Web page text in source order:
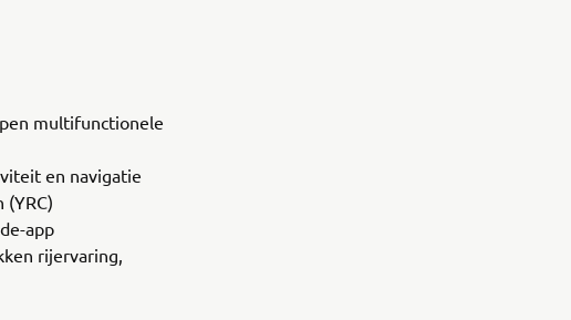
multifunctionele
en navigatie
app
rijervaring,